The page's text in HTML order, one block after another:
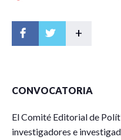
+
CONVOCATORIA
El Comité Editorial de
investigadores e